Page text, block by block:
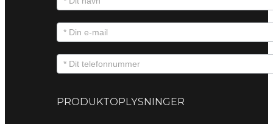
PRODUKTOPLYSNINGER